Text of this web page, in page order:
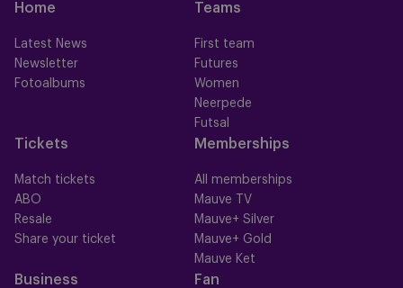
Home
Latest News
Newsletter
Fotoalbums
Teams
First team
Futures
Women
Neerpede
Futsal
Tickets
Match tickets
ABO
Resale
Share your ticket
Memberships
All memberships
Mauve TV
Mauve+ Silver
Mauve+ Gold
Mauve Ket
Business Fan